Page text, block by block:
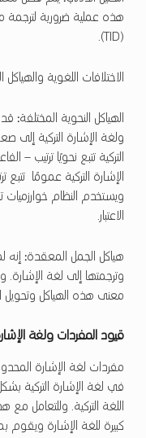
هذه عملية ضرورية لترجمة
(TID).
الاختلافات اللغوية والهياكل
الهياكل النحوية المختلفة: قد
ولغة الإشارة التركية إلى
ويستخدم النظام
الاعتبار.
هياكل الجمل المعقدة:
وترجمتها إلى لغة الإشارة.
معنى هذه الهياكل وتحويل
قيود المفردات ولغة
مفردات لغة الإشارة
في لغة الإشارة التركية
اللغة التركية. وللتعامل
كبيرة للغة الإشارة ويقوم